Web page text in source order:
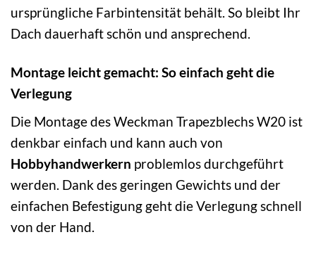
ursprüngliche Farbintensität behält. So bleibt Ihr
Dach dauerhaft schön und ansprechend.
Montage leicht gemacht: So einfach geht die
Verlegung
Die Montage des Weckman Trapezblechs W20 ist
denkbar einfach und kann auch von
Hobbyhandwerkern problemlos durchgeführt
werden. Dank des geringen Gewichts und der
einfachen Befestigung geht die Verlegung schnell
von der Hand.